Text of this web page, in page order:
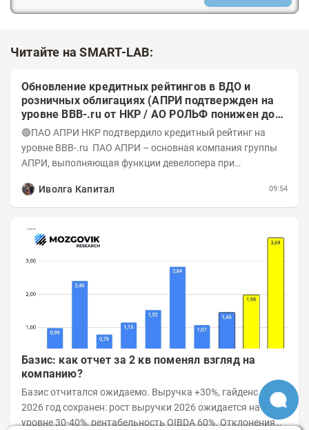
Читайте на SMART-LAB:
Обновление кредитных рейтингов в ВДО и
розничных облигациях (АПРИ подтвержден на
уровне BBB-.ru от НКР / АО РОЛЬФ понижен до
А-(RU) / Элит Строй присвоен на уровне BBB.ru)
🟢ПАО АПРИ НКР подтвердило кредитный рейтинг на
уровне BBB-.ru ПАО АПРИ – основная компания группы
АПРИ, выполняющая функции девелопера при
Иволга Капитал
09:54
Базис: как отчет за 2 кв поменял взгляд на
компанию?
Базис отчитался ожидаемо. Выручка +30%, гайденс на
2026 год сохранен: рост выручки 2026 ожидается на
уровне 30-40%, рентабельность OIBDA 60%. Отклонения